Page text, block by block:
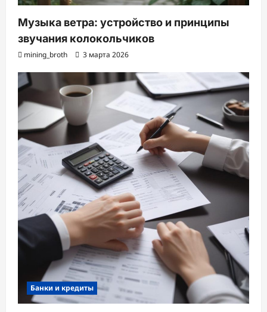
Музыка ветра: устройство и принципы
звучания колокольчиков
mining_broth 3 марта 2026
Банки и кредиты